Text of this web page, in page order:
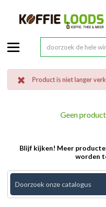
Product is niet langer
Geen
Blijf kijken! Meer
worden